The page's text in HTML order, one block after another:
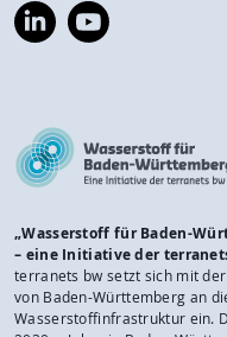
https://www.linkedin.com/
bw-
https://
„Wasserstoff für Baden-
– eine Initiative der
terranets bw setzt sich mit
von Baden-Württemberg an
Wasserstoffinfrastruktur ein.